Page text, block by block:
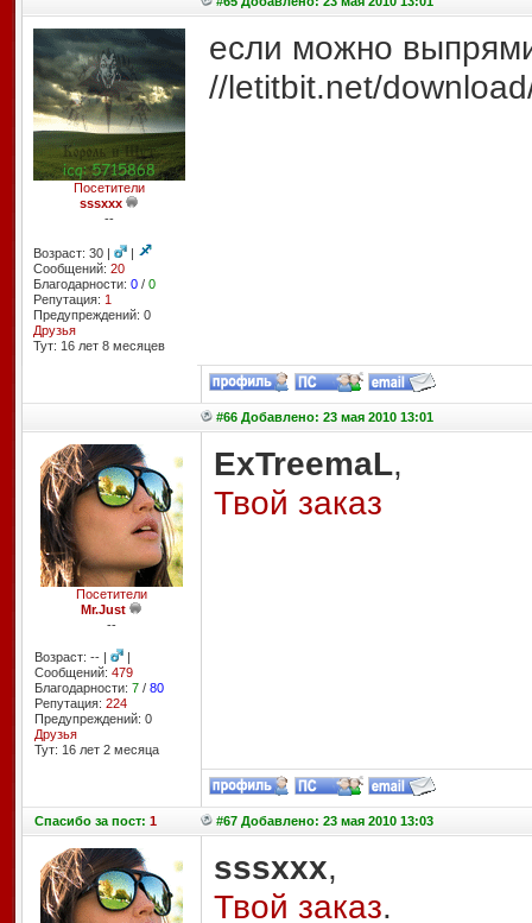
Посетители
sssxxx
--
Возраст: 30 |
|
Сообщений: 20
Благодарности: 0/ 0
Репутация: 1
Предупреждений: 0
Друзья
Тут: 16 лет 8 месяцев
если можно
//letitbit.net/
#66 Добавлено: 23 мая 2010 13:01
Посетители
Mr.Just
--
Возраст: -- |
|
Сообщений: 479
Благодарности: 7/ 80
Репутация: 224
Предупреждений: 0
Друзья
Тут: 16 лет 2 месяцa
ExTreemaL,
Твой заказ
Спасибоза пост: 1 #67 Добавлено: 23 мая 2010 13:03
sssxxx,
Твой заказ.